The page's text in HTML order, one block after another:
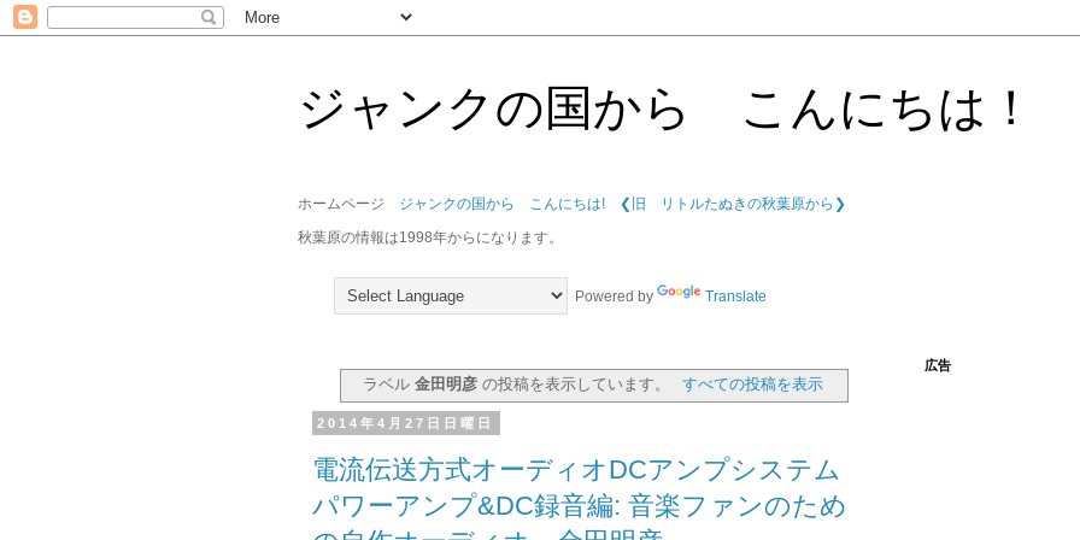
ジャンクの国から こんにちは！
ホームページ ジャンクの国から こんにちは!
❮旧 リトルたぬきの秋葉原から❯
秋葉原の情報は1998年からになります。
Powered by Translate
ラベル金田明彦 の投稿を表示しています。 すべての投稿を表示
2014年4月27日日曜日
電流伝送方式オーディオDCアンプシステム
パワーアンプ&DC録音編: 音楽ファンのため
広告